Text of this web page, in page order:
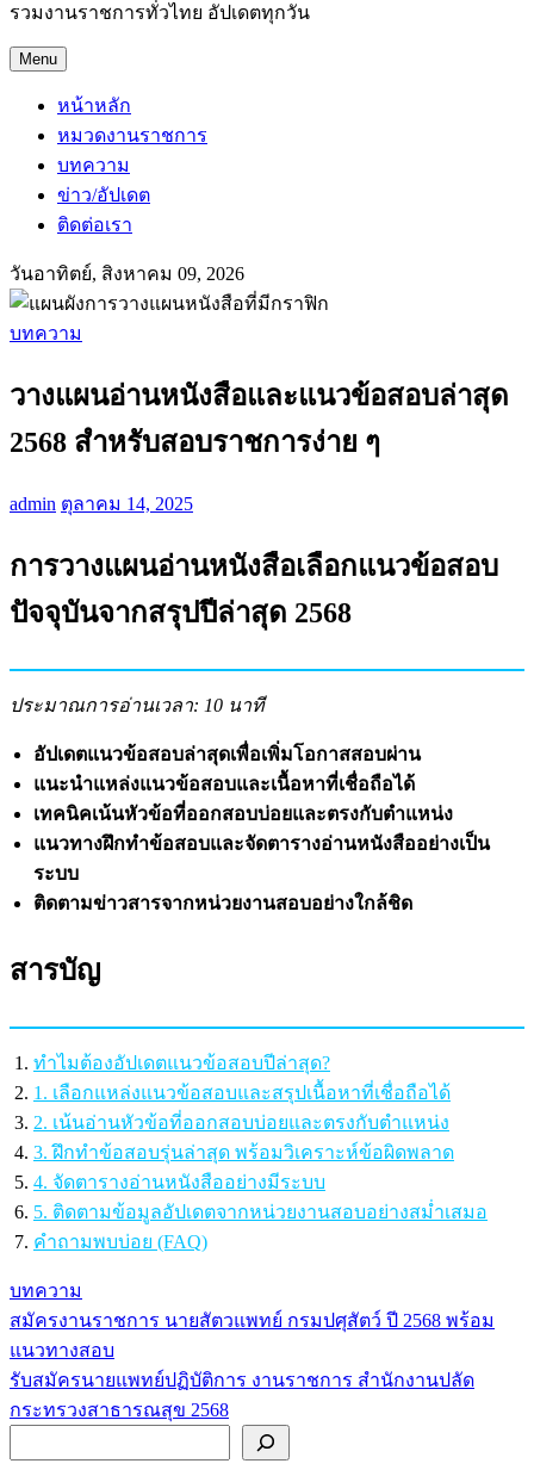
รวมงานราชการทั่วไทย อัปเดตทุกวัน
Menu
หน้าหลัก
หมวดงานราชการ
บทความ
ข่าว/อัปเดต
ติดต่อเรา
วันอาทิตย์, สิงหาคม 09, 2026
บทความ
วางแผนอ่านหนังสือและแนวข้อสอบล่าสุด
2568 สำหรับสอบราชการง่าย ๆ
admin ตุลาคม 14, 2025
การวางแผนอ่านหนังสือเลือกแนวข้อสอบ
ปัจจุบันจากสรุปปีล่าสุด 2568
ประมาณการอ่านเวลา: 10 นาที
อัปเดตแนวข้อสอบล่าสุดเพื่อเพิ่มโอกาสสอบผ่าน
แนะนำแหล่งแนวข้อสอบและเนื้อหาที่เชื่อถือได้
เทคนิคเน้นหัวข้อที่ออกสอบบ่อยและตรงกับตำแหน่ง
แนวทางฝึกทำข้อสอบและจัดตารางอ่านหนังสืออย่างเป็น
ระบบ
ติดตามข่าวสารจากหน่วยงานสอบอย่างใกล้ชิด
สารบัญ
ทำไมต้องอัปเดตแนวข้อสอบปีล่าสุด?
1. เลือกแหล่งแนวข้อสอบและสรุปเนื้อหาที่เชื่อถือได้
2. เน้นอ่านหัวข้อที่ออกสอบบ่อยและตรงกับตำแหน่ง
3. ฝึกทำข้อสอบรุ่นล่าสุด พร้อมวิเคราะห์ข้อผิดพลาด
4. จัดตารางอ่านหนังสืออย่างมีระบบ
5. ติดตามข้อมูลอัปเดตจากหน่วยงานสอบอย่างสม่ำเสมอ
คำถามพบบ่อย (FAQ)
บทความ
แนะแนว
เรื่อง
สมัครงานราชการ นายสัตวแพทย์ กรมปศุสัตว์ ปี 2568 พร้อม
แนวทางสอบ
รับสมัครนายแพทย์ปฏิบัติการ งานราชการ สำนักงานปลัด
กระทรวงสาธารณสุข 2568